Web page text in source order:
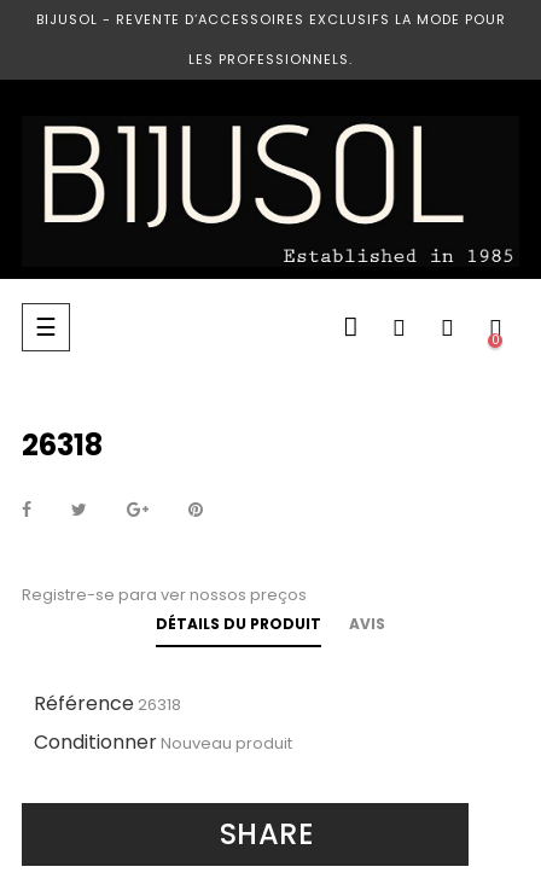
BIJUSOL - REVENTE D’ACCESSOIRES EXCLUSIFS LA MODE POUR
LES PROFESSIONNELS.
Basculer
la
☰ 0
26318
Registre-se para ver nossos preços
DÉTAILS DU PRODUIT AVIS
Référence 26318
Conditionner Nouveau produit
SHARE